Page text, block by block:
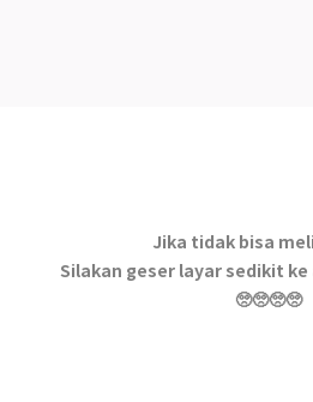
Jika tidak bisa
Silakan geser layar sedikit
🥺🥺🥺🥺